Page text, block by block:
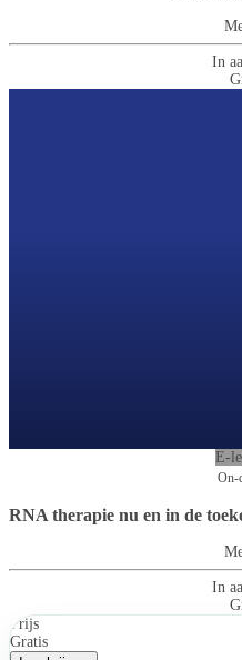
In
E-
On-
RNA therapie nu en in de
In
Prijs
Gratis